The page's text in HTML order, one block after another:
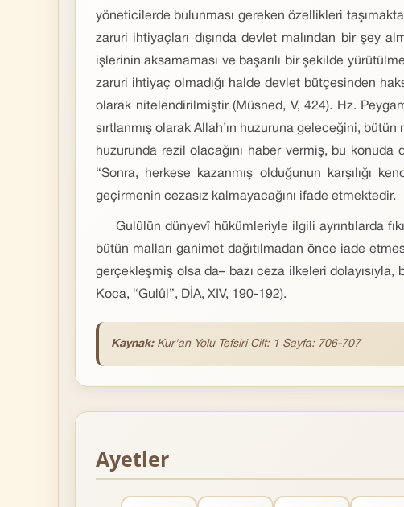
yöneticilerde bulunması gereken özellikleri
zaruri ihtiyaçları dışında devlet malından bir şey
işlerinin aksamaması ve başarılı bir şekilde
zaruri ihtiyaç olmadığı halde devlet bütçesinden
olarak nitelendirilmiştir (Müsned, V, 424). Hz.
sırtlanmış olarak Allah’ın huzuruna geleceğini,
huzurunda rezil olacağını haber vermiş, bu
“Sonra, herkese kazanmış olduğunun karşılığı
geçirmenin cezasız kalmayacağını ifade etmektedir.
Gulûlün dünyevî hükümleriyle ilgili ayrıntılarda
bütün malları ganimet dağıtılmadan önce iade
gerçekleşmiş olsa da– bazı ceza ilkeleri
Koca, “Gulûl”, DİA, XIV, 190-192).
Kaynak: Kur'an Yolu Tefsiri Cilt: 1 Sayfa: 706-707
Ayetler